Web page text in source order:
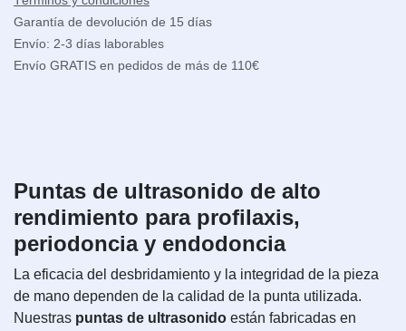
Garantía de devolución de 15 días
Envío: 2-3 días laborables
Envío GRATIS en pedidos de más de 110€
Puntas de ultrasonido de alto
rendimiento para profilaxis,
periodoncia y endodoncia
La eficacia del desbridamiento y la integridad de la pieza
de mano dependen de la calidad de la punta utilizada.
Nuestras puntas de ultrasonido están fabricadas en